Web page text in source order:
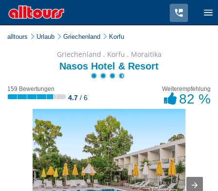
alltours Urlaub Griechenland Korfu
Griechenland . Korfu . Moraitika
Nasos Hotel & Resort
159 Bewertungen
4.7 / 6
Weiterempfehlung
82 %